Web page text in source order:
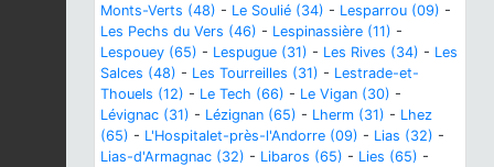
Monts-Verts (48) - Le Soulié (34) - Lesparrou (09) -
Les Pechs du Vers (46) - Lespinassière (11) -
Lespouey (65) - Lespugue (31) - Les Rives (34) - Les
Salces (48) - Les Tourreilles (31) - Lestrade-et-
Thouels (12) - Le Tech (66) - Le Vigan (30) -
Lévignac (31) - Lézignan (65) - Lherm (31) - Lhez
(65) - L'Hospitalet-près-l'Andorre (09) - Lias (32) -
Lias-d'Armagnac (32) - Libaros (65) - Lies (65) -